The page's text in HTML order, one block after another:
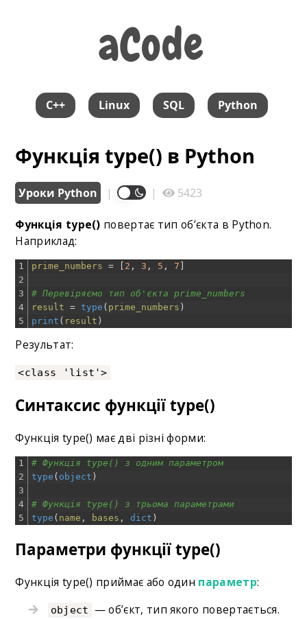
aCode
aCode
C++ Linux SQL Python
Функція type() в Python
Уроки Python | | 5423
Функція type() повертає тип об’єкта в Python.
Наприклад:
1
2
3
4
5
prime_numbers = 2 , 3 , 5 , 7
# Перевіряємо тип об'єкта prime_numbers
result
= type ( prime_numbers )
print ( result )
Результат:
<class 'list'>
Синтаксис функції type()
Функція type() має дві різні форми:
1
2
3
4
5
# Функція type() з одним параметром
type ( object )
# Функція type() з трьома параметрами
type ( name , bases , dict )
Параметри функції type()
Функція type() приймає або один параметр:
object
— об’єкт, тип якого повертається.